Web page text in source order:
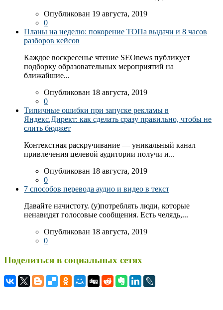
Опубликован 19 августа, 2019
0
Планы на неделю: покорение ТОПа выдачи и 8 часов
разборов кейсов
Каждое воскресенье чтение SEOnews публикует
подборку образовательных мероприятий на
ближайшие...
Опубликован 18 августа, 2019
0
Типичные ошибки при запуске рекламы в
Яндекс.Директ: как сделать сразу правильно, чтобы не
слить бюджет
Контекстная раскручивание — уникальный канал
привлечения целевой аудитории получи и...
Опубликован 18 августа, 2019
0
7 способов перевода аудио и видео в текст
Давайте начистоту. (у)потреблять люди, которые
ненавидят голосовые сообщения. Есть челядь,...
Опубликован 18 августа, 2019
0
Поделиться в социальных сетях